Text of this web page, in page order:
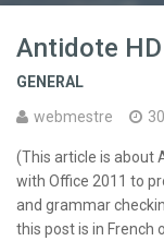
Antidote
GENERAL
webmestre
(This article is about
with Office 2011 to
and grammar
this post is in French